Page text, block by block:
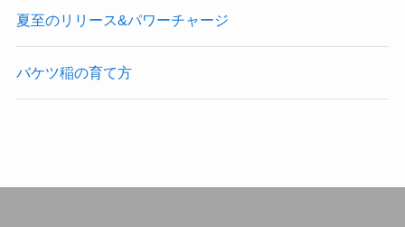
夏至のリリース&パワーチャージ
バケツ稲の育て方